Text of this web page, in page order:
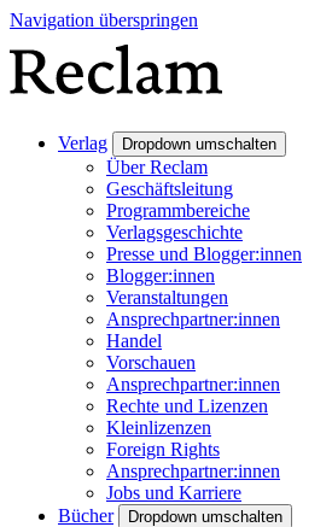
Navigation überspringen
Verlag Dropdown umschalten
Über Reclam
Geschäftsleitung
Programmbereiche
Verlagsgeschichte
Presse und Blogger:innen
Blogger:innen
Veranstaltungen
Ansprechpartner:innen
Handel
Vorschauen
Ansprechpartner:innen
Rechte und Lizenzen
Kleinlizenzen
Foreign Rights
Ansprechpartner:innen
Jobs und Karriere
Bücher
Dropdown umschalten